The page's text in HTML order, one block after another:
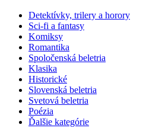
Detektívky, trilery a horory
Sci-fi a fantasy
Komiksy
Romantika
Spoločenská beletria
Klasika
Historické
Slovenská beletria
Svetová beletria
Poézia
Ďalšie kategórie